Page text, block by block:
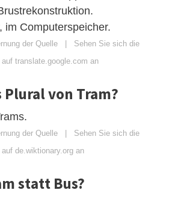
im Computerspeicher.
der Quelle | Sehen Sie sich die
translate.google.com an
Plural von Tram?
der Quelle | Sehen Sie sich die
de.wiktionary.org an
statt Bus?